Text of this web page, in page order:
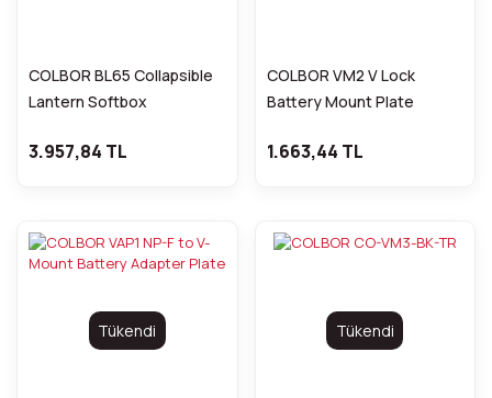
COLBOR BL65 Collapsible
Lantern Softbox
3.957,84 TL
COLBOR VM2 V Lock
Battery Mount Plate
1.663,44 TL
Tükendi Tükendi